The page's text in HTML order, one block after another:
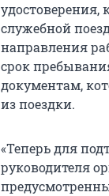
служебной
направления
срок
документам,
из поездки.
«Теперь для
руководителя